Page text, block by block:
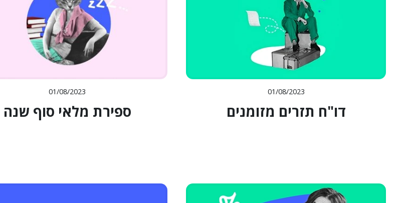
01/08/2023
דו"ח תזרים מזומנים
01/08/2023
ספירת מלאי סוף שנה